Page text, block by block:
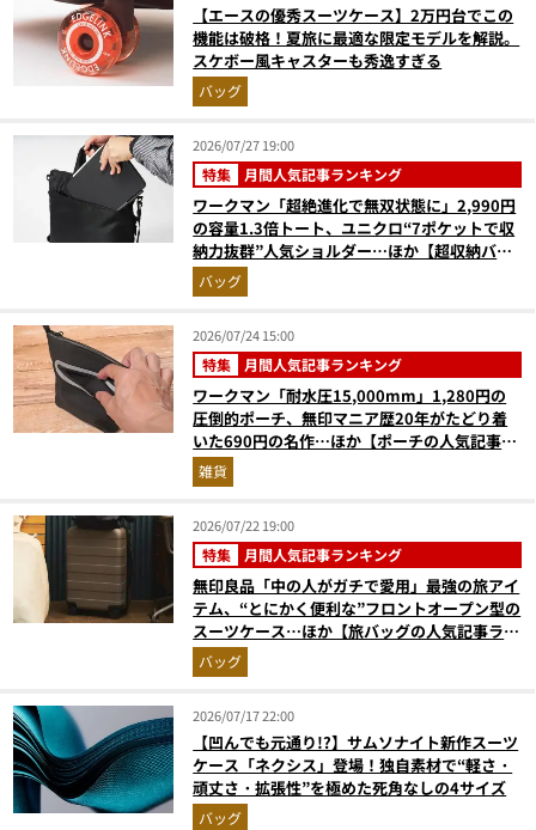
【エースの優秀スーツケース】2万円台でこの
機能は破格！夏旅に最適な限定モデルを解説。
スケボー風キャスターも秀逸すぎる
バッグ
2026/07/27 19:00
特集 月間人気記事ランキング
ワークマン「超絶進化で無双状態に」2,990円
の容量1.3倍トート、ユニクロ“7ポケットで収
納力抜群”人気ショルダー…ほか【超収納バッ
グの人気記事ランキングベスト3】（2026年6
月版）
バッグ
2026/07/24 15:00
特集 月間人気記事ランキング
ワークマン「耐水圧15,000mm」1,280円の
圧倒的ポーチ、無印マニア歴20年がたどり着
いた690円の名作…ほか【ポーチの人気記事ラ
ンキングベスト3】（2026年6月版）
雑貨
2026/07/22 19:00
特集 月間人気記事ランキング
無印良品「中の人がガチで愛用」最強の旅アイ
テム、“とにかく便利な”フロントオープン型の
スーツケース…ほか【旅バッグの人気記事ラン
キングベスト3】（2026年6月版）
バッグ
2026/07/17 22:00
【凹んでも元通り!?】サムソナイト新作スーツ
ケース「ネクシス」登場！独自素材で“軽さ・
頑丈さ・拡張性”を極めた死角なしの4サイズ
バッグ